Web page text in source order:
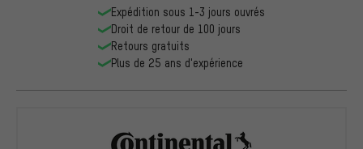
Expédition sous 1-3 jours ouvrés
Droit de retour de 100 jours
Retours gratuits
Plus de 25 ans d'expérience